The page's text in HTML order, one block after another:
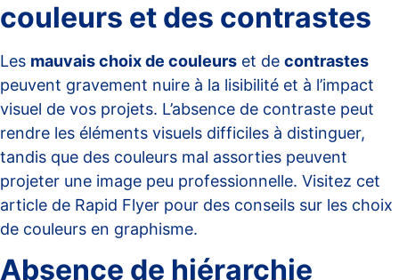
couleurs et des contrastes
Les mauvais choix de couleurs et de contrastes
peuvent gravement nuire à la lisibilité et à l’impact
visuel de vos projets. L’absence de contraste peut
rendre les éléments visuels difficiles à distinguer,
tandis que des couleurs mal assorties peuvent
projeter une image peu professionnelle. Visitez cet
article de Rapid Flyer pour des conseils sur les choix
de couleurs en graphisme.
Absence de hiérarchie